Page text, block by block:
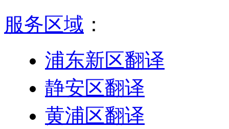
服务区域 ：
浦东新区翻译
静安区翻译
黄浦区翻译